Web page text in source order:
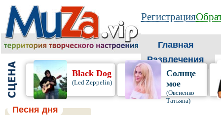
Регистрация
Главная
Развлечения
Black Dog
(Led Zeppelin)
Солнце
мое
(Овсиенко
Татьяна)
Песня дня